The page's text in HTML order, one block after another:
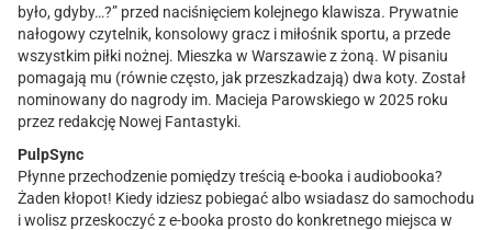
było, gdyby…?” przed naciśnięciem kolejnego klawisza. Prywatnie
nałogowy czytelnik, konsolowy gracz i miłośnik sportu, a przede
wszystkim piłki nożnej. Mieszka w Warszawie z żoną. W pisaniu
pomagają mu (równie często, jak przeszkadzają) dwa koty. Został
nominowany do nagrody im. Macieja Parowskiego w 2025 roku
przez redakcję Nowej Fantastyki.
PulpSync
Płynne przechodzenie pomiędzy treścią e-booka i audiobooka?
Żaden kłopot! Kiedy idziesz pobiegać albo wsiadasz do samochodu
i wolisz przeskoczyć z e-booka prosto do konkretnego miejsca w